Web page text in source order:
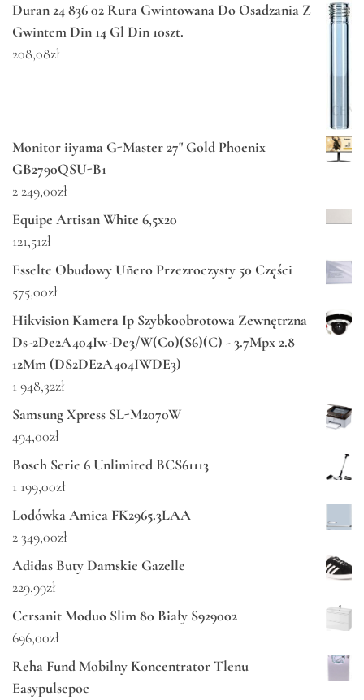
Duran 24 836 02 Rura Gwintowana Do Osadzania Z
Gwintem Din 14 Gl Din 10szt.
208,08zł
Monitor iiyama G-Master 27" Gold Phoenix
GB2790QSU-B1
2 249,00zł
Equipe Artisan White 6,5x20
121,51zł
Esselte Obudowy Uñero Przezroczysty 50 Części
575,00zł
Hikvision Kamera Ip Szybkoobrotowa Zewnętrzna
Ds-2De2A404Iw-De3/W(C0)(S6)(C) - 3.7Mpx 2.8
12Mm (DS2DE2A404IWDE3)
1 948,32zł
Samsung Xpress SL-M2070W
494,00zł
Bosch Serie 6 Unlimited BCS61113
1 199,00zł
Lodówka Amica FK2965.3LAA
2 349,00zł
Adidas Buty Damskie Gazelle
229,99zł
Cersanit Moduo Slim 80 Biały S929002
696,00zł
Reha Fund Mobilny Koncentrator Tlenu
Easypulsepoc